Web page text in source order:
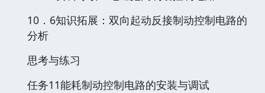
10．6知识拓展：双向起动反接制动控制电路的
分析
思考与练习
任务11能耗制动控制电路的安装与调试